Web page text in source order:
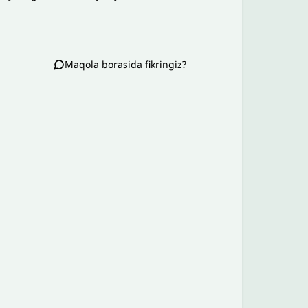
Maqola borasida fikringiz?